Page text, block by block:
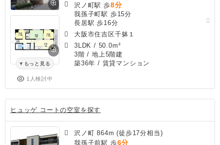
もっと見る
1人検討中
沢ノ町駅 歩8分
我孫子町駅 歩15分
長居駅 歩16分
大阪市住吉区千躰１
3LDK / 50.0m²
3階 / 地上5階建
築36年 / 賃貸マンション
ヒュッゲ コートの空室を探す
沢ノ町 864m (徒歩17分相当)
我孫子前駅 歩6分